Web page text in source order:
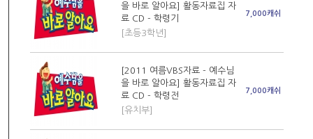
을 바로 알아요] 활동자료집 자
료 CD - 학령기
[초등3학년]
7,000캐쉬
[2011 여름VBS자료 - 예수님
을 바로 알아요] 활동자료집 자
료 CD - 학령전
[유치부]
7,000캐쉬